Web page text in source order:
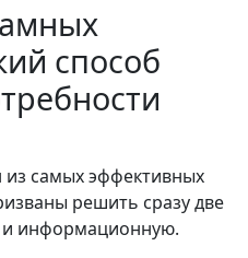
способ
из самых эффективных
решить сразу две
и информационную.